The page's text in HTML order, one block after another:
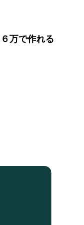
万で作れる